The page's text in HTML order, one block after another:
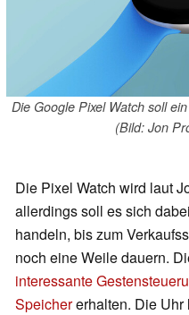
Die Google Pixel Watch soll
(Bild: Jon
Die Pixel Watch wird laut
allerdings soll es sich
handeln, bis zum
noch eine Weile dauern.
interessante
Speichererhalten. Die Uhr